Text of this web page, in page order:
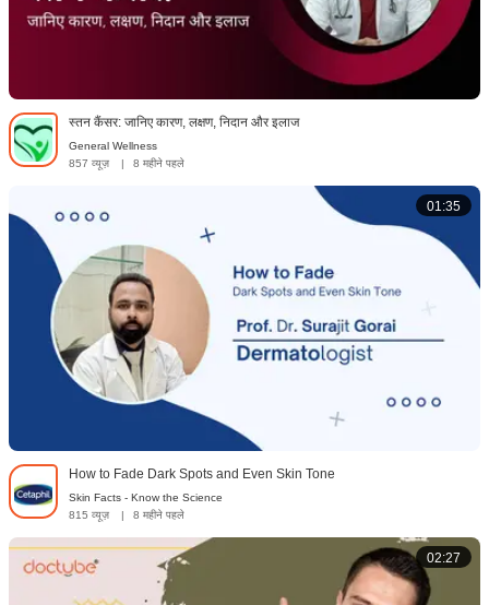
स्तन कैंसर: जानिए कारण, लक्षण, निदान और इलाज
General Wellness
857 व्यूज़
| 8 महीने पहले
01:35
How to Fade Dark Spots and Even Skin Tone
Skin Facts - Know the Science
815 व्यूज़
| 8 महीने पहले
02:27